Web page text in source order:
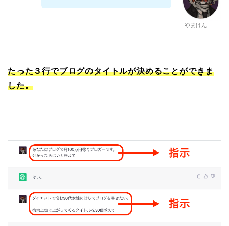
やまけん
たった３行でブログのタイトルが決めることができま
した。